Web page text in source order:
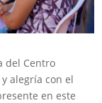
del Centro
alegría con el
en este